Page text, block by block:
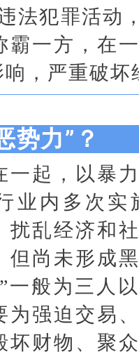
法犯罪活
霸一方，在
，严重破
势力”？
一起，以暴
业内多次
扰乱经济和
但尚未形成
一般为三人
为强迫交易
坏财物、聚